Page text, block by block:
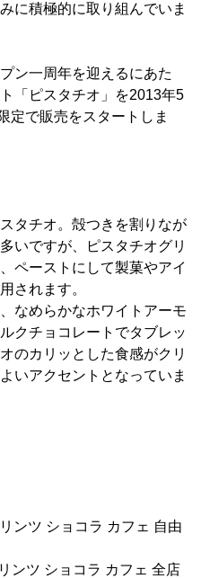
に積極的に取り組んでいま
ン一周年を迎えるにあた
「ピスタチオ」を2013年5
定で販売をスタートしま
タチオ。殻つきを割りなが
いですが、ピスタチオグリ
ペーストにして製菓やアイ
されます。
なめらかなホワイトアーモ
クチョコレートでタブレッ
のカリッとした食感がクリ
いアクセントとなっていま
ンツ ショコラ カフェ 自由
ショコラ カフェ 全店